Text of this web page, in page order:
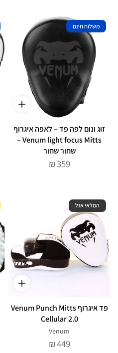
משלוח חינם
זוג ונום לפה פד – לאפה איגרוף
Venum light focus Mitts –
שחור שחור
₪359
המלאי אזל
פד איגרוף Venum Punch Mitts
Cellular 2.0
Venum
₪449